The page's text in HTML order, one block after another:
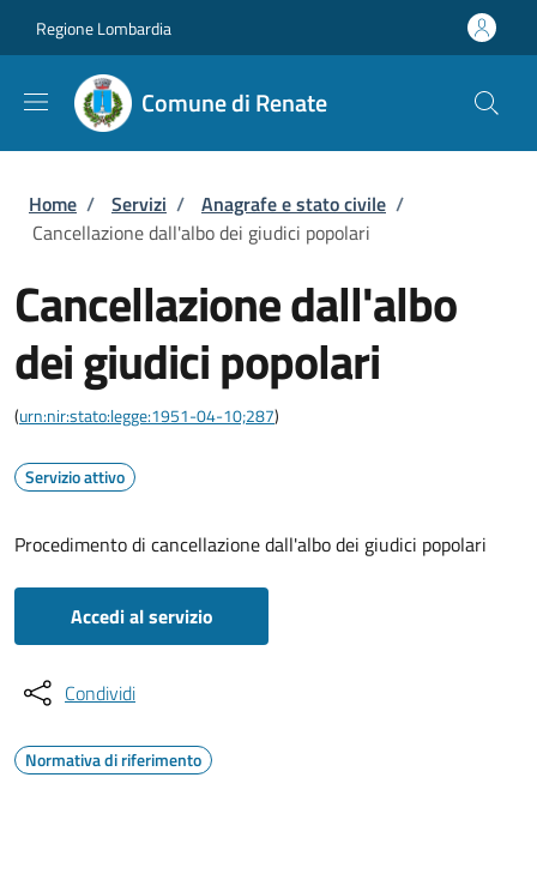
Regione Lombardia
Comune di Renate
Briciole di pane
Home / Servizi / Anagrafe e stato civile /
Cancellazione dall'albo dei giudici popolari
Cancellazione dall'albo
dei giudici popolari
(urn:nir:stato:legge:1951-04-10;287)
Servizio attivo
Procedimento di cancellazione dall'albo dei giudici popolari
Accedi al servizio
Condividi
Normativa di riferimento